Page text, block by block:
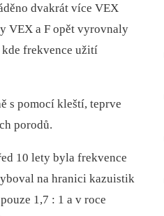
dvakrát více VEX
VEX a F opět vyrovnaly
frekvence užití
s pomocí kleští, teprve
porodů.
10 lety byla frekvence
na hranici kazuistik
1,7 : 1 a v roce